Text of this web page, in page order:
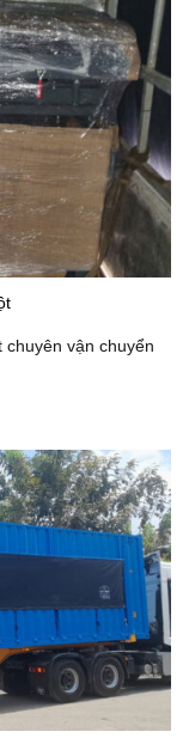
vận chuyển